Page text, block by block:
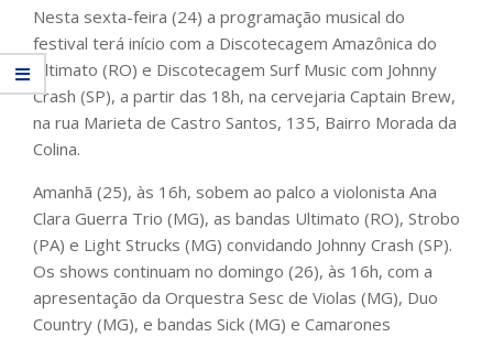
Nesta sexta-feira (24) a programação musical do
festival terá início com a Discotecagem Amazônica do
Ultimato (RO) e Discotecagem Surf Music com Johnny
Crash (SP), a partir das 18h, na cervejaria Captain Brew,
na rua Marieta de Castro Santos, 135, Bairro Morada da
Colina.
Amanhã (25), às 16h, sobem ao palco a violonista Ana
Clara Guerra Trio (MG), as bandas Ultimato (RO), Strobo
(PA) e Light Strucks (MG) convidando Johnny Crash (SP).
Os shows continuam no domingo (26), às 16h, com a
apresentação da Orquestra Sesc de Violas (MG), Duo
Country (MG), e bandas Sick (MG) e Camarones